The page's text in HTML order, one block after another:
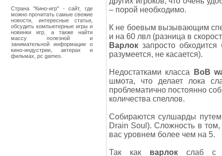
Страна "Кино-игр" - сайт, где
можно прочитать самые свежие
новости, интересные статьи,
обсудить компьютерные игры и
новинки игр, а также найти
массу полезной и
занимательной информации о
кино-индустрии, актерах и
фильмах, pc games.
– порой необходимо.
К не боевым вызывающим
и на 60 лвл (разница в
Варлок запросто
разумеется, не касается).
Недостатками класса
ВоВ
шмота, что делает лока
проблематично постоянно
количества спеллов.
Собираются сулшарды
Drain Soul). Сложность в
вас уровнем более чем на 5.
Так как варлок слаб с